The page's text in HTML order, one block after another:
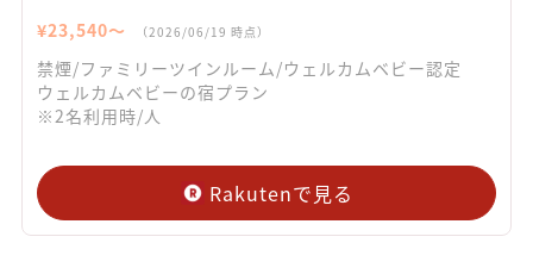
¥23,540〜 （2026/06/19 時点）
禁煙/ファミリーツインルーム/ウェルカムベビー認定
ウェルカムベビーの宿プラン
※2名利用時/人
Rakutenで見る